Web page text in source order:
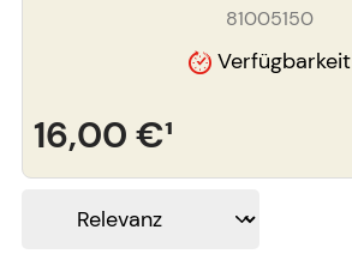
81005150
Verfügbarkeit
16,00 €¹